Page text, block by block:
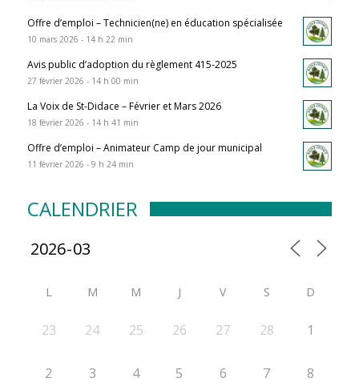
Offre d’emploi – Technicien(ne) en éducation spécialisée
10 mars 2026 - 14 h 22 min
Avis public d’adoption du règlement 415-2025
27 février 2026 - 14 h 00 min
La Voix de St-Didace – Février et Mars 2026
18 février 2026 - 14 h 41 min
Offre d’emploi – Animateur Camp de jour municipal
11 février 2026 - 9 h 24 min
CALENDRIER
L M M J V S D
23 24 25 26 27 28 1
2 3 4 5 6 7 8